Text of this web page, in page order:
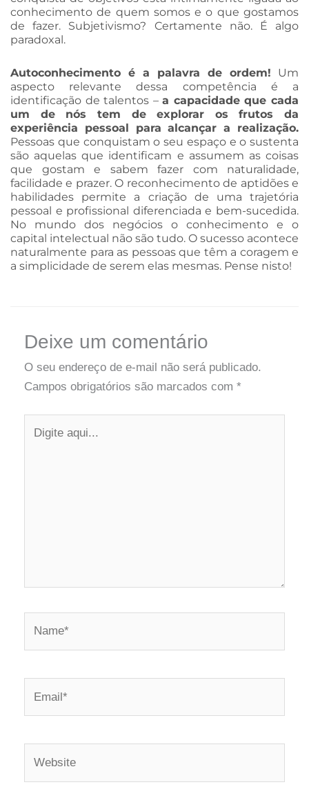
conhecimento de quem somos e o que gostamos
de fazer. Subjetivismo? Certamente não. É algo
paradoxal.
Autoconhecimento é a palavra de ordem! Um
aspecto relevante dessa competência é a
identificação de talentos –a capacidade que cada
um de nós tem de explorar os frutos da
experiência pessoal para alcançar a realização.
Pessoas que conquistam o seu espaço e o sustenta
são aquelas que identificam e assumem as coisas
que gostam e sabem fazer com naturalidade,
facilidade e prazer. O reconhecimento de aptidões e
habilidades permite a criação de uma trajetória
pessoal e profissional diferenciada e bem-sucedida.
No mundo dos negócios o conhecimento e o
capital intelectual não são tudo. O sucesso acontece
naturalmente para as pessoas que têm a coragem e
a simplicidade de serem elas mesmas. Pense nisto!
Deixe um comentário
O seu endereço de e-mail não será publicado.
Campos obrigatórios são marcados com *
aqui...